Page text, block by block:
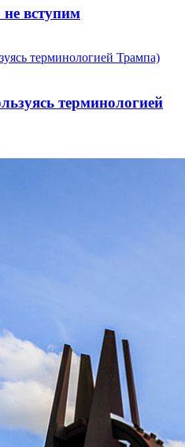
вступим
терминологией